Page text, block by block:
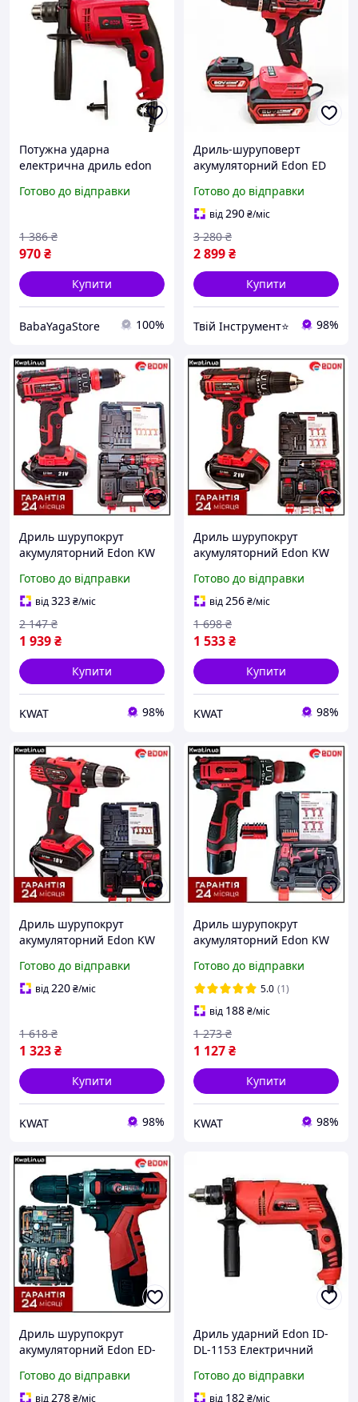
Потужна ударна
електрична дриль edon
хв, патрон 13мм
Готово до відправки
970₴
1 386 ₴
Купити
BabaYagaStore 100%
Дриль-шуруповерт
акумуляторний Edon ED
(2акб+кейс+зп)
Готово до відправки
від290₴/міс
2 899₴
3 280 ₴
Купити
Твій Інструмент⭐ 98%
Дриль шурупокрут
акумуляторний Edon KW
Діаметр патрона макс 10
мм Патрон DFR
Готово до відправки
від323₴/міс
1 939₴
2 147 ₴
Купити
KWAT 98%
Дриль шурупокрут
акумуляторний Edon KW
Діаметр патрона макс 10
мм
Готово до відправки
від256₴/міс
1 533₴
1 698 ₴
Купити
KWAT 98%
Дриль шурупокрут
акумуляторний Edon KW
Діаметр патрона макс 10
мм
Готово до відправки
від220₴/міс
1 323₴
1 618 ₴
Купити
KWAT 98%
Дриль шурупокрут
акумуляторний Edon KW
Швидкознімний патрон 2
швидкості 2 АКБ 12 В 2 Ач
Готово до відправки
5.0 (1)
від 188₴/міс
1 127₴
1 273 ₴
Купити
KWAT 98%
Дриль шурупокрут
акумуляторний Edon ED-
інструментів
Готово до відправки
від278₴/міс
Дриль ударний Edon ID-
DL-1153 Електричний
13 мм
Готово до відправки
від 182₴/міс